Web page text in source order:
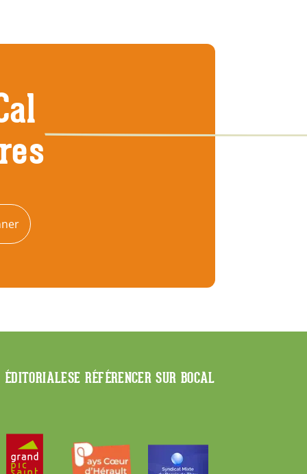
SE RÉFÉRENCER SUR BOCAL